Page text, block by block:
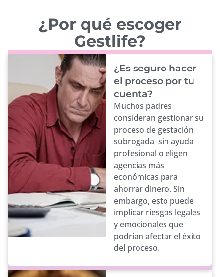
¿Por qué escoger
Gestlife?
¿Es seguro hacer
el proceso por tu
cuenta?
Muchos padres
consideran gestionar su
proceso de gestación
subrogada sin ayuda
profesional o eligen
agencias más
económicas para
ahorrar dinero. Sin
embargo, esto puede
implicar riesgos legales
y emocionales que
podrían afectar el éxito
del proceso.